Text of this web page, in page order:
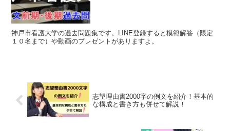
神戸市看護大学の過去問題集です。LINE登録すると模範解答（限定
１０名まで）や動画のプレゼントがありますよ。
志望理由書2000字の例文を紹介！基本的
な構成と書き方も併せて解説！